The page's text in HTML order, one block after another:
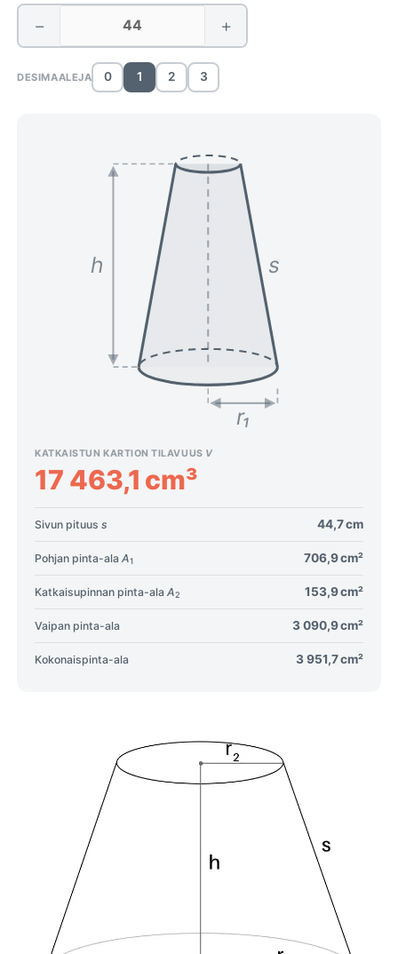
− +
DESIMAALEJA 0 1 2 3
s
h
r₁
KATKAISTUN KARTION TILAVUUS V
17 463,1 cm³
Sivun pituuss 44,7 cm
Pohjan pinta-alaA1 706,9 cm²
Katkaisupinnan pinta-alaA2 153,9 cm²
Vaipan pinta-ala 3 090,9 cm²
Kokonaispinta-ala 3 951,7 cm²